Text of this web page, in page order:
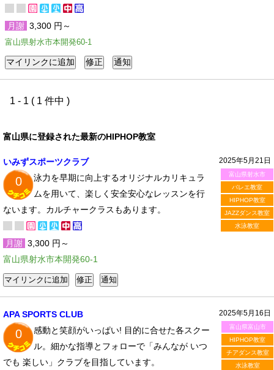
月謝 3,300 円～
富山県射水市本開発60-1
1 - 1 ( 1 件中 )
富山県に登録された最新のHIPHOP教室
2025年5月21日
富山県射水市
バレエ教室
HIPHOP教室
JAZZダンス教室
水泳教室
いみずスポーツクラブ
0
泳力を早期に向上するオリジナルカリキュラ
ムを用いて、楽しく安全安心なレッスンを行
ないます。カルチャークラスもあります。
月謝 3,300 円～
富山県射水市本開発60-1
2025年5月16日
富山県富山市
HIPHOP教室
チアダンス教室
水泳教室
APA SPORTS CLUB
0
感動と笑顔がいっぱい! 目的に合せた各スクー
ル。細かな指導とフォローで「みんなが いつ
でも 楽しい」クラブを目指しています。